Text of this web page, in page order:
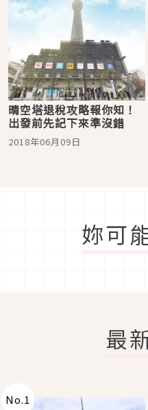
晴空塔退稅攻略報你知！
出發前先記下來準沒錯
2018年06月09日
妳可
最
No.1